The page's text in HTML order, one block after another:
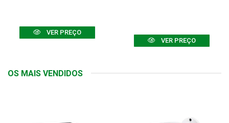
VER PREÇO
VER PREÇO
OS MAIS VENDIDOS